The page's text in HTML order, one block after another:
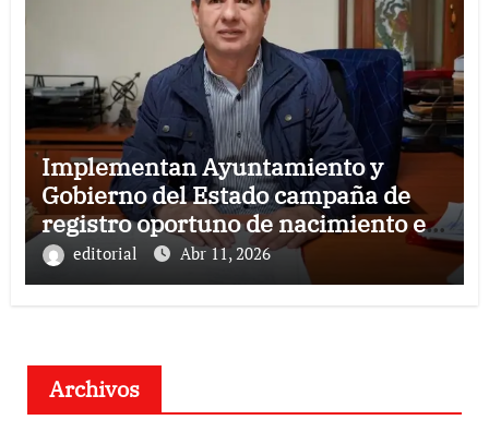
Implementan Ayuntamiento y
Gobierno del Estado campaña de
registro oportuno de nacimiento en
Córdoba
editorial Abr 11, 2026
Archivos